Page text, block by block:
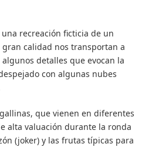
recreación ficticia de un
calidad nos transportan a
detalles que evocan la
con algunas nubes
que vienen en diferentes
alta valuación durante la ronda
(joker) y las frutas típicas para